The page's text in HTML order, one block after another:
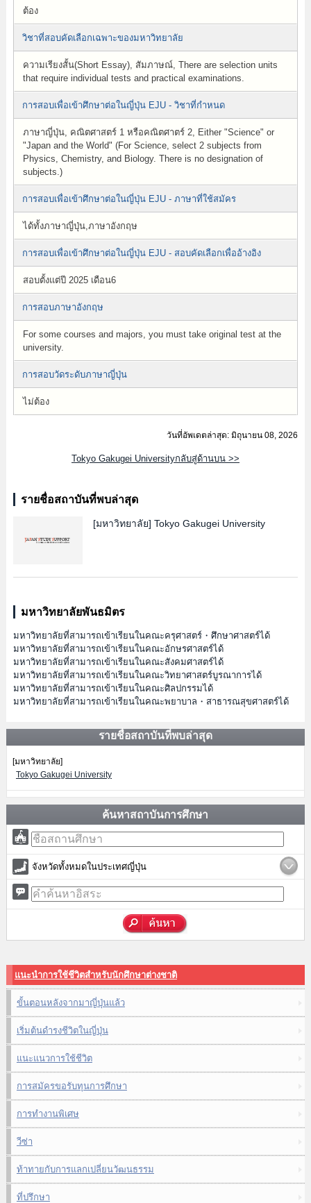
ต้อง
วิชาที่สอบคัดเลือกเฉพาะของมหาวิทยาลัย
ความเรียงสั้น(Short Essay), สัมภาษณ์, There are selection units
that require individual tests and practical examinations.
การสอบเพื่อเข้าศึกษาต่อในญี่ปุ่น EJU - วิชาที่กำหนด
ภาษาญี่ปุ่น, คณิตศาสตร์ 1 หรือคณิตศาตร์ 2, Either "Science" or
"Japan and the World" (For Science, select 2 subjects from
Physics, Chemistry, and Biology. There is no designation of
subjects.)
การสอบเพื่อเข้าศึกษาต่อในญี่ปุ่น EJU - ภาษาที่ใช้สมัคร
ได้ทั้งภาษาญี่ปุ่น,ภาษาอังกฤษ
การสอบเพื่อเข้าศึกษาต่อในญี่ปุ่น EJU - สอบคัดเลือกเพื่ออ้างอิง
สอบตั้งแต่ปี 2025 เดือน6
การสอบภาษาอังกฤษ
For some courses and majors, you must take original test at the
university.
การสอบวัดระดับภาษาญี่ปุ่น
ไม่ต้อง
วันที่อัพเดตล่าสุด: มิถุนายน 08, 2026
Tokyo Gakugei Universityกลับสู่ด้านบน >>
รายชื่อสถาบันที่พบล่าสุด
[มหาวิทยาลัย] Tokyo Gakugei University
มหาวิทยาลัยพันธมิตร
มหาวิทยาลัยที่สามารถเข้าเรียนในคณะครุศาสตร์・ศึกษาศาสตร์ได้
มหาวิทยาลัยที่สามารถเข้าเรียนในคณะอักษรศาสตร์ได้
มหาวิทยาลัยที่สามารถเข้าเรียนในคณะสังคมศาสตร์ได้
มหาวิทยาลัยที่สามารถเข้าเรียนในคณะวิทยาศาสตร์บูรณาการได้
มหาวิทยาลัยที่สามารถเข้าเรียนในคณะศิลปกรรมได้
มหาวิทยาลัยที่สามารถเข้าเรียนในคณะพยาบาล・สาธารณสุขศาสตร์ได้
รายชื่อสถาบันที่พบล่าสุด
[มหาวิทยาลัย]
Tokyo Gakugei University
ค้นหาสถาบันการศึกษา
จังหวัดทั้งหมดในประเทศญี่ปุ่น
แนะนำการใช้ชีวิตสำหรับนักศึกษาต่างชาติ
ขั้นตอนหลังจากมาญี่ปุ่นแล้ว
เริ่มต้นดำรงชีวิตในญี่ปุ่น
แนะแนวการใช้ชีวิต
การสมัครขอรับทุนการศึกษา
การทำงานพิเศษ
วีซ่า
ท้าทายกับการแลกเปลี่ยนวัฒนธรรม
ที่ปรึกษา